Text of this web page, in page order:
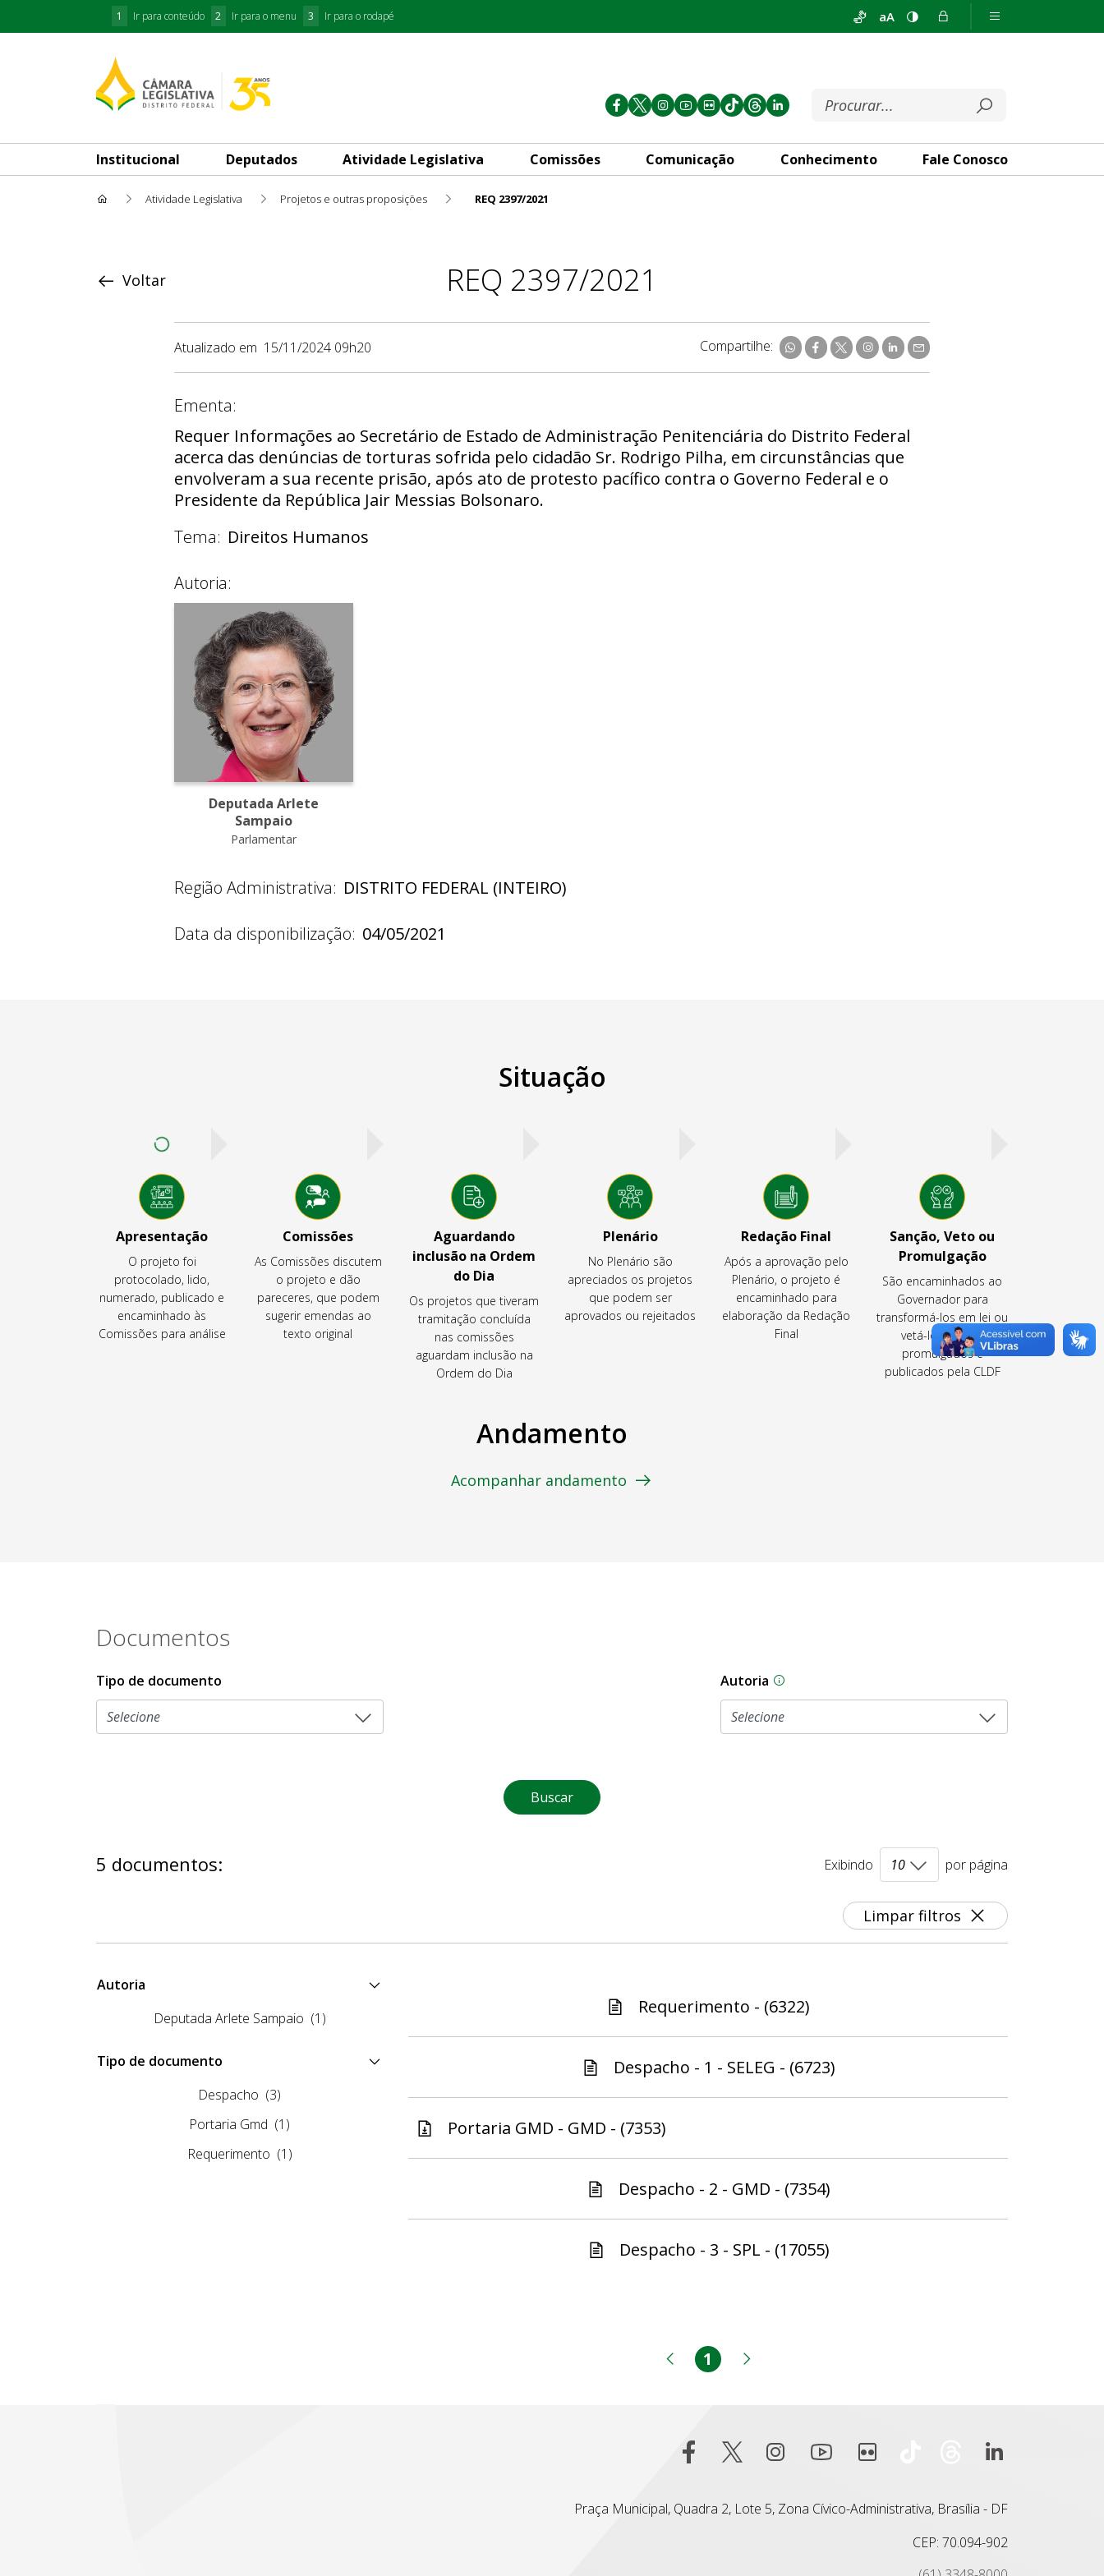
1 Ir para conteúdo 2 Ir para o menu 3 Ir para o rodapé aA
Institucional Deputados Atividade Legislativa Comissões Comunicação Conhecimento Fale Conosco
Atividade Legislativa Projetos e outras proposições REQ 2397/2021
REQ 2397/2021
Voltar
Atualizado em 15/11/2024 09h20 Compartilhe:
Ementa:
Requer Informações ao Secretário de Estado de Administração Penitenciária do Distrito Federal
acerca das denúncias de torturas sofrida pelo cidadão Sr. Rodrigo Pilha, em circunstâncias que
envolveram a sua recente prisão, após ato de protesto pacífico contra o Governo Federal e o
Presidente da República Jair Messias Bolsonaro.
Tema: Direitos Humanos
Autoria:
Deputada Arlete
Sampaio
Parlamentar
Região Administrativa: DISTRITO FEDERAL (INTEIRO)
Data da disponibilização: 04/05/2021
Situação
Apresentação
O projeto foi
protocolado, lido,
numerado, publicado e
encaminhado às
Comissões para análise
Comissões
As Comissões discutem
o projeto e dão
pareceres, que podem
sugerir emendas ao
texto original
Aguardando
inclusão na Ordem
do Dia
Os projetos que tiveram
tramitação concluída
nas comissões
aguardam inclusão na
Ordem do Dia
Plenário
No Plenário são
apreciados os projetos
que podem ser
aprovados ou rejeitados
Redação Final
Após a aprovação pelo
Plenário, o projeto é
encaminhado para
elaboração da Redação
Final
Sanção, Veto ou
Promulgação
São encaminhados ao
Governador para
transformá-los em lei ou
vetá-los ou são
promulgados e
publicados pela CLDF
Andamento
Acompanhar andamento
Documentos
Tipo de documento Autoria As proposições legislativas na CLDF podem ser
Buscar
Limpar filtros
5 documentos: Exibindo por página
Autoria
Deputada Arlete Sampaio (1)
Tipo de documento
Despacho (3)
Portaria Gmd (1)
Requerimento (1)
Requerimento - (6322)
Despacho - 1 - SELEG - (6723)
Portaria GMD - GMD - (7353)
Despacho - 2 - GMD - (7354)
Despacho - 3 - SPL - (17055)
Página anterior
Página
1
Praça Municipal, Quadra 2, Lote 5, Zona Cívico-Administrativa, Brasília - DF
CEP: 70.094-902